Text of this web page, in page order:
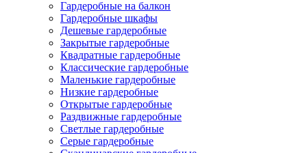
Гардеробные на балкон
Гардеробные шкафы
Дешевые гардеробные
Закрытые гардеробные
Квадратные гардеробные
Классические гардеробные
Маленькие гардеробные
Низкие гардеробные
Открытые гардеробные
Раздвижные гардеробные
Светлые гардеробные
Серые гардеробные